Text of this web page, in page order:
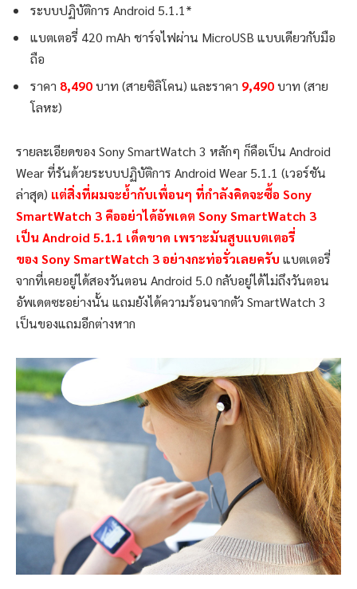
ระบบปฏิบัติการ Android 5.1.1*
แบตเตอรี่ 420 mAh ชาร์จไฟผ่าน MicroUSB แบบเดียวกับมือ
ถือ
ราคา 8,490บาท (สายซิลิโคน) และราคา 9,490บาท (สาย
โลหะ)
รายละเอียดของ Sony SmartWatch 3 หลักๆ ก็คือเป็น Android
Wear ที่รันด้วยระบบปฏิบัติการ Android Wear 5.1.1 (เวอร์ชัน
ล่าสุด) แต่สิ่งที่ผมจะย้ำกับเพื่อนๆ ที่กำลังคิดจะซื้อ Sony
SmartWatch 3 คืออย่าได้อัพเดต Sony SmartWatch 3
เป็น Android 5.1.1 เด็ดขาด เพราะมันสูบแบตเตอรี่
ของ Sony SmartWatch 3 อย่างกะท่อรั่วเลยครับ แบตเตอรี่
จากที่เคยอยู่ได้สองวันตอน Android 5.0 กลับอยู่ได้ไม่ถึงวันตอน
อัพเดตซะอย่างนั้น แถมยังได้ความร้อนจากตัว SmartWatch 3
เป็นของแถมอีกต่างหาก